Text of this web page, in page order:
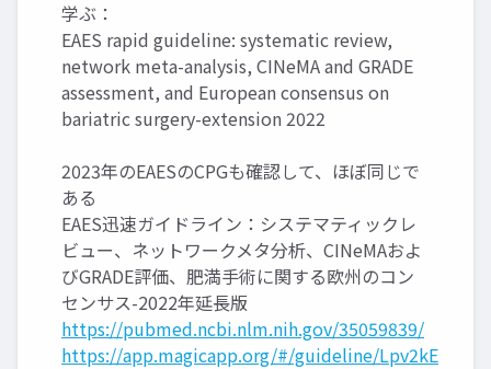
学ぶ：
EAES rapid guideline: systematic review,
network meta-analysis, CINeMA and GRADE
assessment, and European consensus on
bariatric surgery-extension 2022
2023年のEAESのCPGも確認して、ほぼ同じで
ある
EAES迅速ガイドライン：システマティックレ
ビュー、ネットワークメタ分析、CINeMAおよ
びGRADE評価、肥満手術に関する欧州のコン
センサス-2022年延長版
https://pubmed.ncbi.nlm.nih.gov/35059839/
https://app.magicapp.org/#/guideline/Lpv2kE